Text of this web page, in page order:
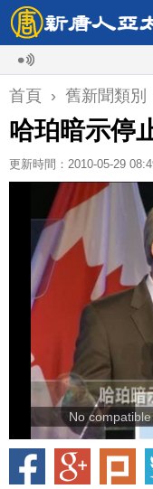
首頁 › 舊新聞類別
哈珀暗示停
更新時間：2010-05-29
No